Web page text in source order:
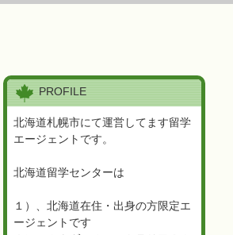
PROFILE
北海道札幌市にて運営してます留学
エージェントです。
北海道留学センターは
１）、北海道在住・出身の方限定エ
ージェントです